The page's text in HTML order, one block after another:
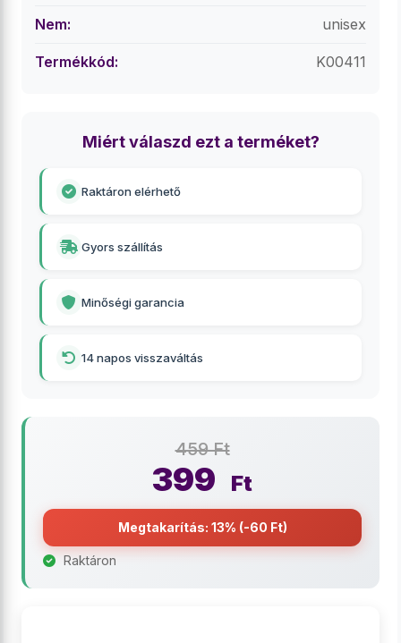
Nem: unisex
Termékkód: K00411
Miért válaszd ezt a terméket?
Raktáron elérhető
Gyors szállítás
Minőségi garancia
14 napos visszaváltás
459 Ft
399 Ft
Megtakarítás: 13% (-60 Ft)
Raktáron